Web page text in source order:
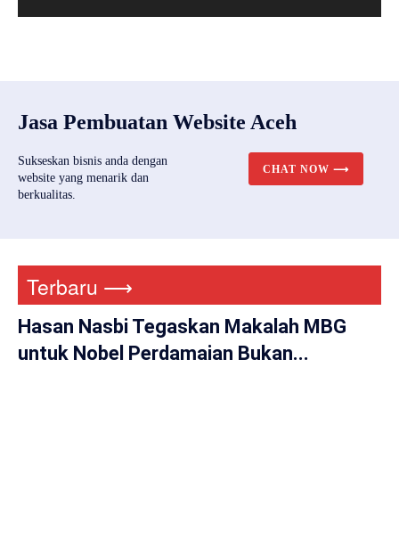
Jasa Pembuatan Website Aceh
Sukseskan bisnis anda dengan
website yang menarik dan
berkualitas.
CHAT NOW ⟶
Terbaru ⟶
Hasan Nasbi Tegaskan Makalah MBG
untuk Nobel Perdamaian Bukan...